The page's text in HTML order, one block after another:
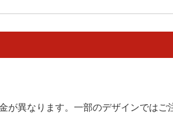
が異なります。一部のデザインではご